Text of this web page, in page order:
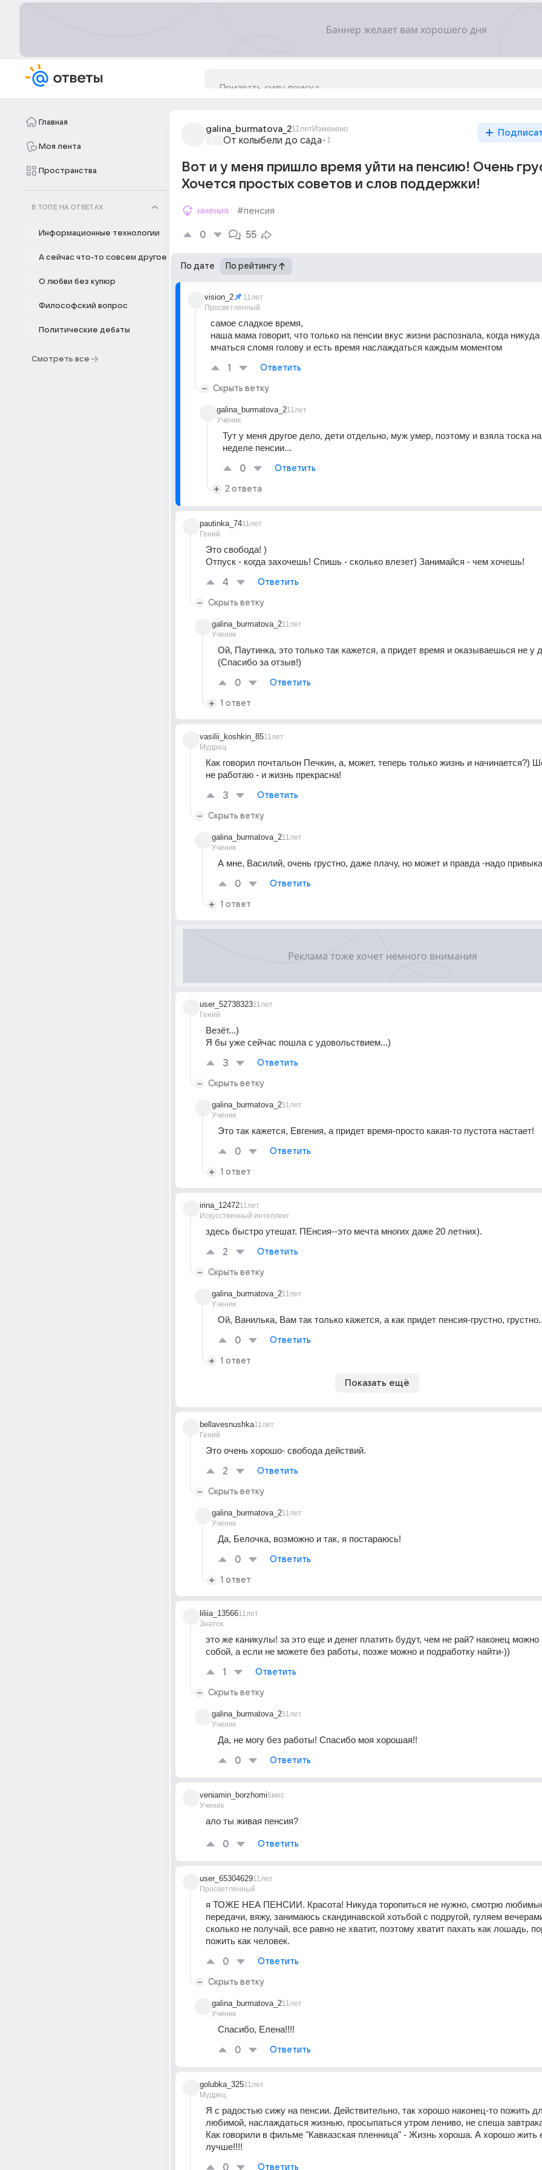
Главная
Моя лента
Пространства
В ТОПЕ НА ОТВЕТАХ
Информационные технологии
А сейчас что-то совсем другое
О любви без купюр
Философский вопрос
Политические дебаты
Смотреть все
galina_burmatova_211летИзменено
От колыбели до сада+1
Вот и у меня пришло время уйти на пенсию! Очень
Хочется простых советов и слов поддержки!
мнения #пенсия
0 55
По дате По рейтингу
vision_2
Просветленный
11лет
самое сладкое время,
наша мама говорит, что только на пенсии вкус жизни распознала, когда
мчаться сломя голову и есть время наслаждаться каждым моментом
1 Ответить
Скрыть ветку
galina_burmatova_2
Ученик
11лет
Тут у меня другое дело, дети отдельно, муж умер, поэтому и взяла тоска
неделе пенсии...
0 Ответить
2 ответа
pautinka_74
Гений
11лет
Это свобода! )
Отпуск - когда захочешь! Спишь - сколько влезет) Занимайся - чем хочешь!
4 Ответить
Скрыть ветку
galina_burmatova_2
Ученик
11лет
Ой, Паутинка, это только так кажется, а придет время и оказываешься не у
(Спасибо за отзыв!)
0 Ответить
1 ответ
vasilii_koshkin_85
Мудрец
11лет
Как говорил почтальон Печкин, а, может, теперь только жизнь и начинается?)
не работаю - и жизнь прекрасна!
3 Ответить
Скрыть ветку
galina_burmatova_2
Ученик
11лет
А мне, Василий, очень грустно, даже плачу, но может и правда -надо
0 Ответить
1 ответ
user_52738323
Гений
11лет
Везёт...)
Я бы уже сейчас пошла с удовольствием...)
3 Ответить
Скрыть ветку
galina_burmatova_2
Ученик
11лет
Это так кажется, Евгения, а придет время-просто какая-то пустота настает!
0 Ответить
1 ответ
irina_12472
Искусственный интеллект
11лет
здесь быстро утешат. ПЕнсия--это мечта многих даже 20 летних).
2 Ответить
Скрыть ветку
galina_burmatova_2
Ученик
11лет
Ой, Ванилька, Вам так только кажется, а как придет пенсия-грустно,
0 Ответить
1 ответ
Показать ещё
bellavesnushka
Гений
11лет
Это очень хорошо- свобода действий.
2 Ответить
Скрыть ветку
galina_burmatova_2
Ученик
11лет
Да, Белочка, возможно и так, я постараюсь!
0 Ответить
1 ответ
liliia_13566
Знаток
11лет
это же каникулы! за это еще и денег платить будут, чем не рай? наконец можно
собой, а если не можете без работы, позже можно и подработку найти-))
1 Ответить
Скрыть ветку
galina_burmatova_2
Ученик
11лет
Да, не могу без работы! Спасибо моя хорошая!!
0 Ответить
veniamin_borzhomi
Ученик
6мес
ало ты живая пенсия?
0 Ответить
user_65304629
Просветленный
11лет
я ТОЖЕ НЕА ПЕНСИИ. Красота! Никуда торопиться не нужно, смотрю
передачи, вяжу, занимаюсь скандинавской хотьбой с подругой, гуляем
сколько не получай, все равно не хватит, поэтому хватит пахать как лошадь,
пожить как человек.
0 Ответить
Скрыть ветку
galina_burmatova_2
Ученик
11лет
Спасибо, Елена!!!!
0 Ответить
golubka_325
Мудрец
11лет
Я с радостью сижу на пенсии. Действительно, так хорошо наконец-то пожить
любимой, наслаждаться жизнью, просыпаться утром лениво, не спеша
Как говорили в фильме "Кавказская пленница" - Жизнь хороша. А хорошо жить
лучше!!!!
0 Ответить